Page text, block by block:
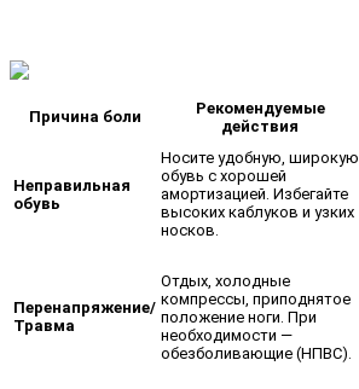
Причина боли
Рекомендуемые
действия
Неправильная
обувь
Носите удобную, широкую
обувь с хорошей
амортизацией. Избегайте
высоких каблуков и узких
носков.
Перенапряжение/
Травма
Отдых, холодные
компрессы, приподнятое
положение ноги. При
необходимости —
обезболивающие (НПВС).